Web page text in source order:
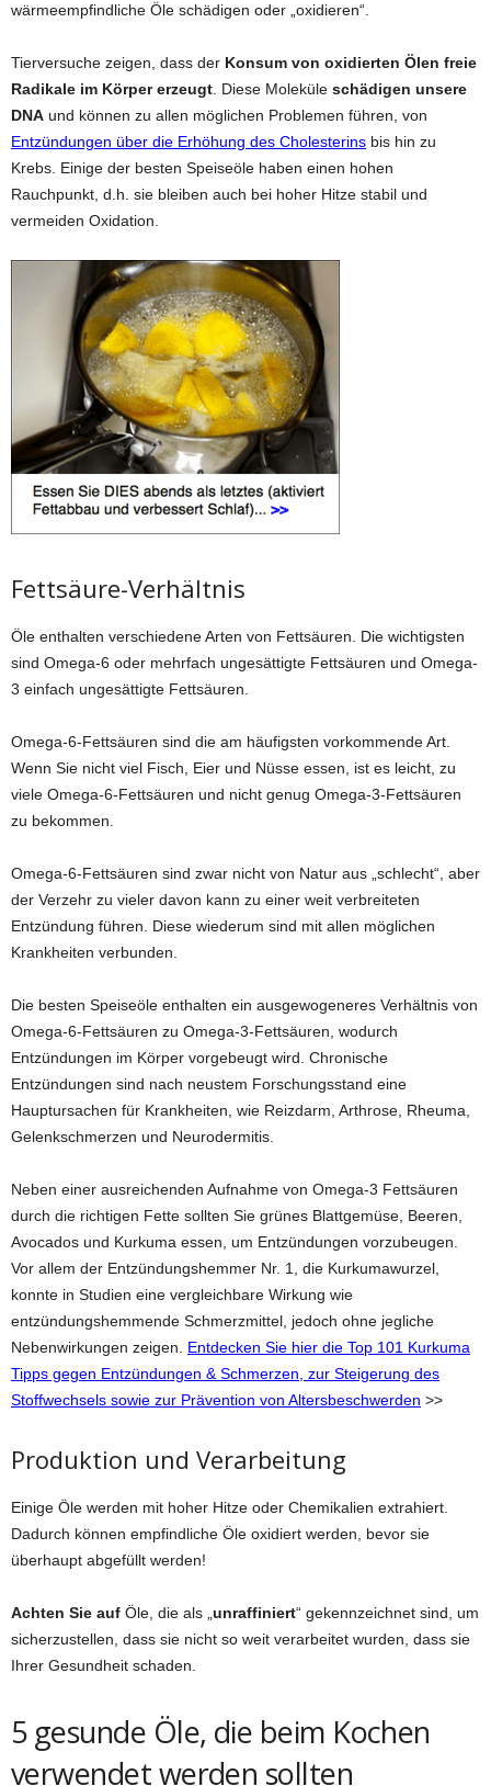
wärmeempfindliche Öle schädigen oder „oxidieren“.
Tierversuche zeigen, dass der Konsum von oxidierten Ölen freie
Radikale im Körper erzeugt. Diese Moleküle schädigen unsere
DNA und können zu allen möglichen Problemen führen, von
Entzündungen über die Erhöhung des Cholesterins bis hin zu
Krebs. Einige der besten Speiseöle haben einen hohen
Rauchpunkt, d.h. sie bleiben auch bei hoher Hitze stabil und
vermeiden Oxidation.
Fettsäure-Verhältnis
Öle enthalten verschiedene Arten von Fettsäuren. Die wichtigsten
sind Omega-6 oder mehrfach ungesättigte Fettsäuren und Omega-
3 einfach ungesättigte Fettsäuren.
Omega-6-Fettsäuren sind die am häufigsten vorkommende Art.
Wenn Sie nicht viel Fisch, Eier und Nüsse essen, ist es leicht, zu
viele Omega-6-Fettsäuren und nicht genug Omega-3-Fettsäuren
zu bekommen.
Omega-6-Fettsäuren sind zwar nicht von Natur aus „schlecht“, aber
der Verzehr zu vieler davon kann zu einer weit verbreiteten
Entzündung führen. Diese wiederum sind mit allen möglichen
Krankheiten verbunden.
Die besten Speiseöle enthalten ein ausgewogeneres Verhältnis von
Omega-6-Fettsäuren zu Omega-3-Fettsäuren, wodurch
Entzündungen im Körper vorgebeugt wird. Chronische
Entzündungen sind nach neustem Forschungsstand eine
Hauptursachen für Krankheiten, wie Reizdarm, Arthrose, Rheuma,
Gelenkschmerzen und Neurodermitis.
Neben einer ausreichenden Aufnahme von Omega-3 Fettsäuren
durch die richtigen Fette sollten Sie grünes Blattgemüse, Beeren,
Avocados und Kurkuma essen, um Entzündungen vorzubeugen.
Vor allem der Entzündungshemmer Nr. 1, die Kurkumawurzel,
konnte in Studien eine vergleichbare Wirkung wie
entzündungshemmende Schmerzmittel, jedoch ohne jegliche
Nebenwirkungen zeigen. Entdecken Sie hier die Top 101 Kurkuma
Tipps gegen Entzündungen & Schmerzen, zur Steigerung des
Stoffwechsels sowie zur Prävention von Altersbeschwerden >>
Produktion und Verarbeitung
Einige Öle werden mit hoher Hitze oder Chemikalien extrahiert.
Dadurch können empfindliche Öle oxidiert werden, bevor sie
überhaupt abgefüllt werden!
Achten Sie auf Öle, die als „unraffiniert“ gekennzeichnet sind, um
sicherzustellen, dass sie nicht so weit verarbeitet wurden, dass sie
Ihrer Gesundheit schaden.
5 gesunde Öle, die beim Kochen
verwendet werden sollten